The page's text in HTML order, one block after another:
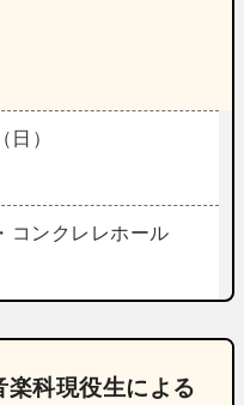
日）
コンクレレホール
科現役生による